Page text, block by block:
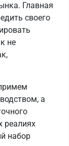
Главная
своего
не
а
реалиях
набор